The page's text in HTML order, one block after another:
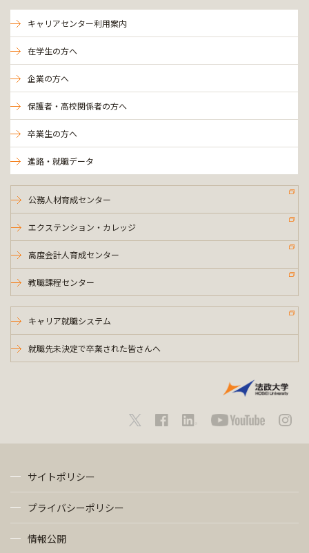
キャリアセンター利用案内
在学生の方へ
企業の方へ
保護者・高校関係者の方へ
卒業生の方へ
進路・就職データ
公務人材育成センター
エクステンション・カレッジ
高度会計人育成センター
教職課程センター
キャリア就職システム
就職先未決定で卒業された皆さんへ
サイトポリシー
プライバシーポリシー
情報公開